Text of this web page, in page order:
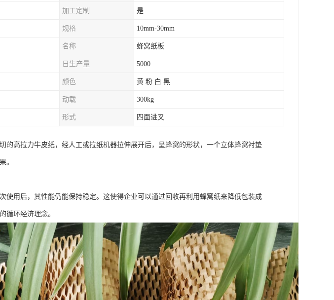
加工定制 是
规格 10mm-30mm
名称 蜂窝纸板
日生产量 5000
颜色 黄 粉 白 黑
动载 300kg
形式 四面进叉
的高拉力牛皮纸，经人工或拉纸机器拉伸展开后，呈蜂窝的形状，一个立体蜂窝衬垫
。
使用后，其性能仍能保持稳定。这使得企业可以通过回收再利用蜂窝纸来降低包装成
循环经济理念。